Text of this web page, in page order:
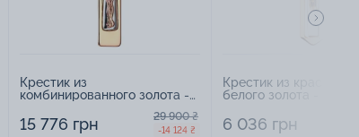
Крестик из
комбинированного золота -
15 776 грн 29 900 ₴
-14 124 ₴
Крестик из красного и
белого золота -
6 036 грн